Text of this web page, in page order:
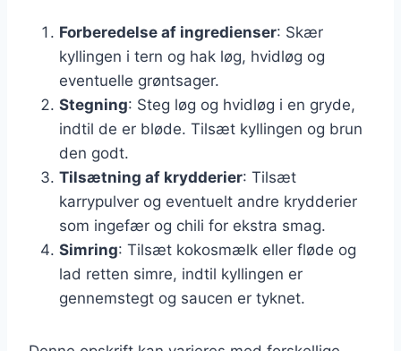
Forberedelse af ingredienser: Skær
kyllingen i tern og hak løg, hvidløg og
eventuelle grøntsager.
Stegning: Steg løg og hvidløg i en gryde,
indtil de er bløde. Tilsæt kyllingen og brun
den godt.
Tilsætning af krydderier: Tilsæt
karrypulver og eventuelt andre krydderier
som ingefær og chili for ekstra smag.
Simring: Tilsæt kokosmælk eller fløde og
lad retten simre, indtil kyllingen er
gennemstegt og saucen er tyknet.